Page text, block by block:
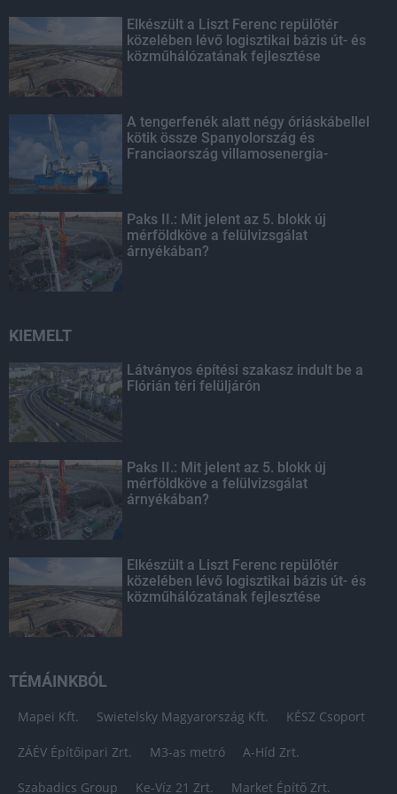
Elkészült a Liszt Ferenc repülőtér
közelében lévő logisztikai bázis út- és
közműhálózatának fejlesztése
A tengerfenék alatt négy óriáskábellel
kötik össze Spanyolország és
Franciaország villamosenergia-
Paks II.: Mit jelent az 5. blokk új
mérföldköve a felülvizsgálat
árnyékában?
KIEMELT
Látványos építési szakasz indult be a
Flórián téri felüljárón
Paks II.: Mit jelent az 5. blokk új
mérföldköve a felülvizsgálat
árnyékában?
Elkészült a Liszt Ferenc repülőtér
közelében lévő logisztikai bázis út- és
közműhálózatának fejlesztése
TÉMÁINKBÓL
Mapei Kft. Swietelsky Magyarország Kft. KÉSZ Csoport
ZÁÉV Építőipari Zrt. M3-as metró A-Híd Zrt.
Szabadics Group Ke-Víz 21 Zrt. Market Építő Zrt.